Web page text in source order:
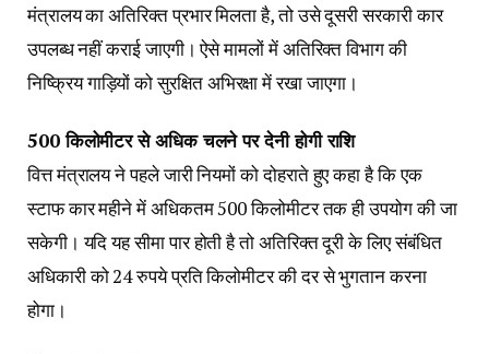
मंत्रालय का अतिरिक्त प्रभार मिलता है, तो उसे दूसरी सरकारी कार
उपलब्ध नहीं कराई जाएगी। ऐसे मामलों में अतिरिक्त विभाग की
निष्क्रिय गाड़ियों को सुरक्षित अभिरक्षा में रखा जाएगा।
500 किलोमीटर से अधिक चलने पर देनी होगी राशि
वित्त मंत्रालय ने पहले जारी नियमों को दोहराते हुए कहा है कि एक
स्टाफ कार महीने में अधिकतम 500 किलोमीटर तक ही उपयोग की जा
सकेगी। यदि यह सीमा पार होती है तो अतिरिक्त दूरी के लिए संबंधित
अधिकारी को 24 रुपये प्रति किलोमीटर की दर से भुगतान करना
होगा।